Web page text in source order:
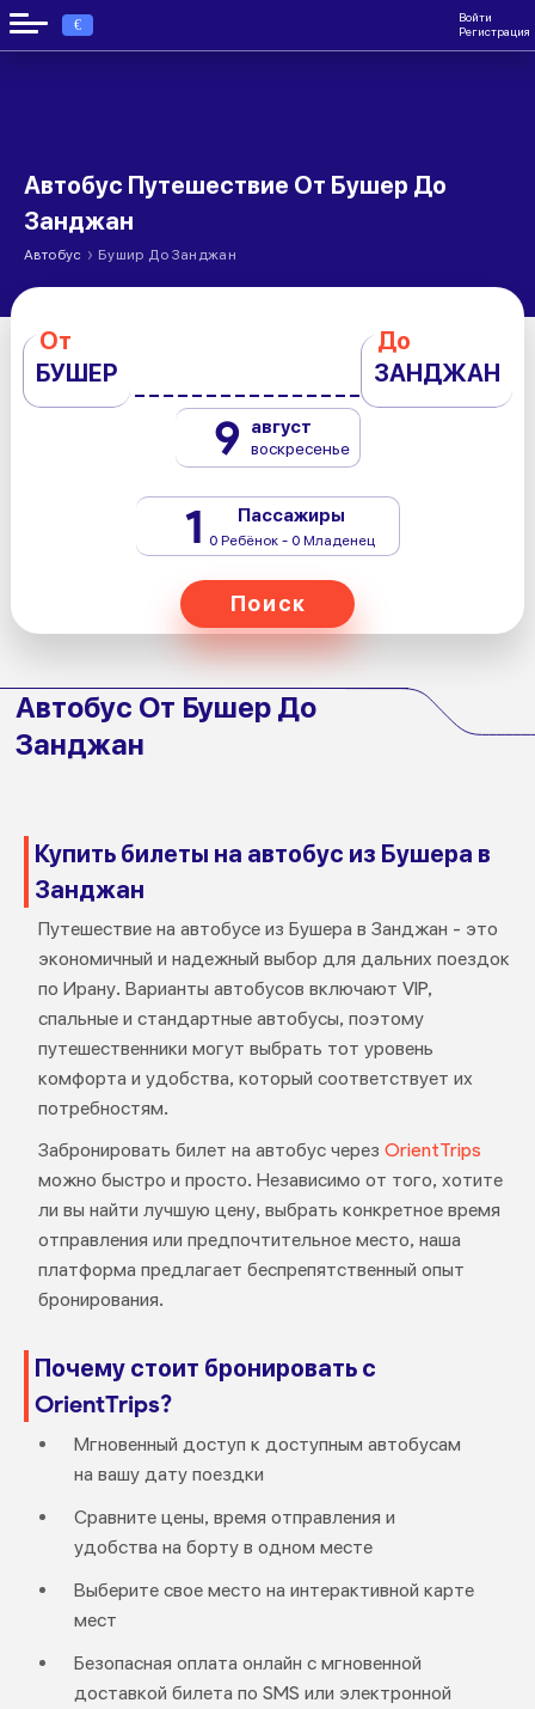
€
Войти
Регистрация
Автобус Путешествие От Бушер До
Занджан
Автобус › Бушир До Занджан
От
БУШЕР
До
ЗАНДЖАН
9 август
воскресенье
1 Пассажиры
0 Ребёнок - 0 Младенец
Поиск
Автобус От Бушер До
Занджан
Купить билеты на автобус из Бушера в
Занджан
Путешествие на автобусе из Бушера в Занджан - это
экономичный и надежный выбор для дальних поездок
по Ирану. Варианты автобусов включают VIP,
спальные и стандартные автобусы, поэтому
путешественники могут выбрать тот уровень
комфорта и удобства, который соответствует их
потребностям.
Забронировать билет на автобус через OrientTrips
можно быстро и просто. Независимо от того, хотите
ли вы найти лучшую цену, выбрать конкретное время
отправления или предпочтительное место, наша
платформа предлагает беспрепятственный опыт
бронирования.
Почему стоит бронировать с
OrientTrips?
Мгновенный доступ к доступным автобусам
на вашу дату поездки
Сравните цены, время отправления и
удобства на борту в одном месте
Выберите свое место на интерактивной карте
мест
Безопасная оплата онлайн с мгновенной
доставкой билета по SMS или электронной